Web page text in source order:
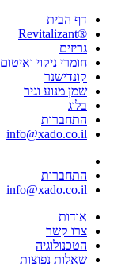
דף הבית
®Revitalizant
גריזים
חומרי ניקוי ואיטום
קונדישנר
שמן מנוע וגיר
בלוג
התחברות
info@xado.co.il
התחברות
info@xado.co.il
אודות
צרו קשר
הטכנולוגיה
שאלות נפוצות